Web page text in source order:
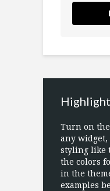
Turn on
any
styling like
the colors
in the
examples